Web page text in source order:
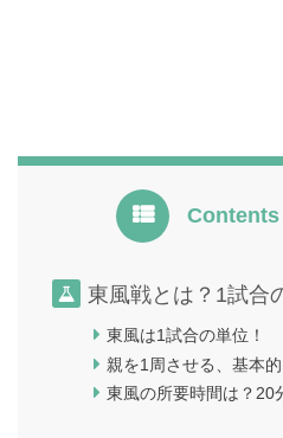
Contents
東風戦とは？1試合
東風は1試合の単位！
親を1周させる、基本
東風の所要時間は？20